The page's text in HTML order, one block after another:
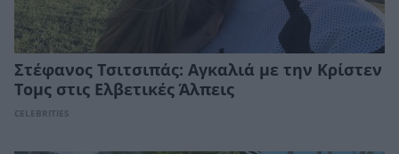
Στέφανος Τσιτσιπάς: Αγκαλιά με την Κρίστεν
Τομς στις Ελβετικές Άλπεις
CELEBRITIES